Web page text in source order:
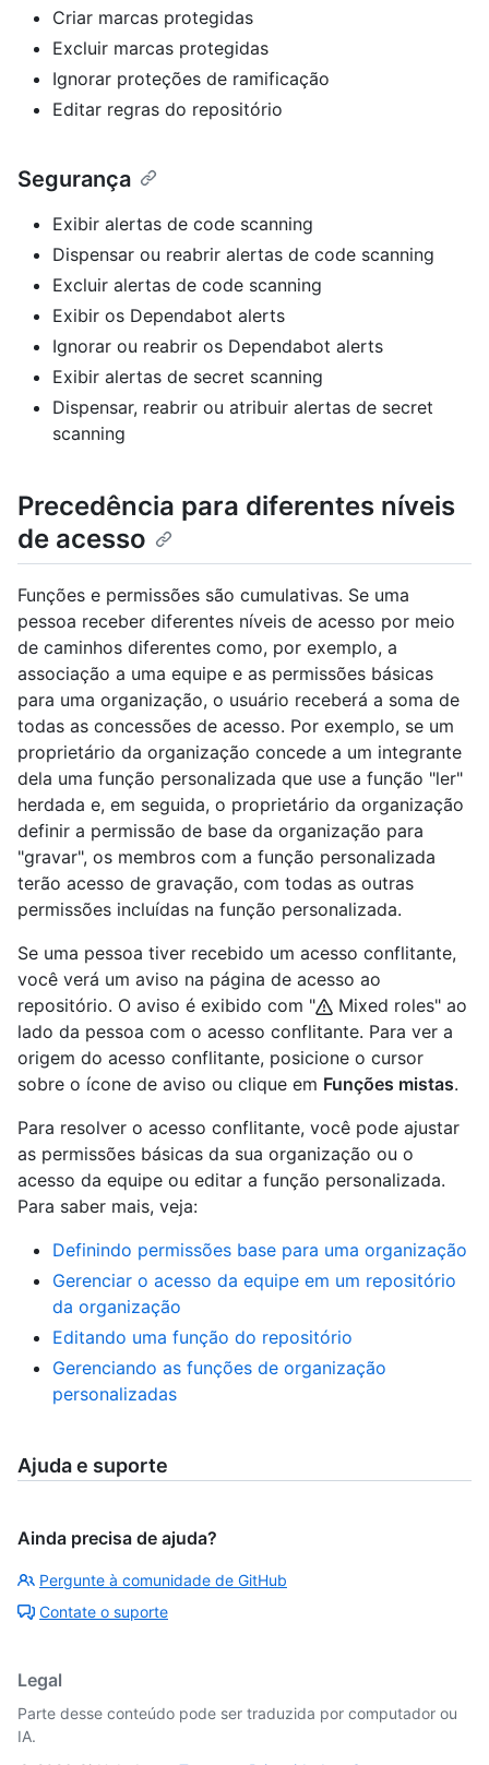
Criar marcas protegidas
Excluir marcas protegidas
Ignorar proteções de ramificação
Editar regras do repositório
Segurança
Exibir alertas de code scanning
Dispensar ou reabrir alertas de code scanning
Excluir alertas de code scanning
Exibir os Dependabot alerts
Ignorar ou reabrir os Dependabot alerts
Exibir alertas de secret scanning
Dispensar, reabrir ou atribuir alertas de secret
scanning
Precedência para diferentes níveis
de acesso
Funções e permissões são cumulativas. Se uma
pessoa receber diferentes níveis de acesso por meio
de caminhos diferentes como, por exemplo, a
associação a uma equipe e as permissões básicas
para uma organização, o usuário receberá a soma de
todas as concessões de acesso. Por exemplo, se um
proprietário da organização concede a um integrante
dela uma função personalizada que use a função "ler"
herdada e, em seguida, o proprietário da organização
definir a permissão de base da organização para
"gravar", os membros com a função personalizada
terão acesso de gravação, com todas as outras
permissões incluídas na função personalizada.
Se uma pessoa tiver recebido um acesso conflitante,
você verá um aviso na página de acesso ao
repositório. O aviso é exibido com "
Mixed roles" ao
lado da pessoa com o acesso conflitante. Para ver a
origem do acesso conflitante, posicione o cursor
sobre o ícone de aviso ou clique em Funções mistas.
Para resolver o acesso conflitante, você pode ajustar
as permissões básicas da sua organização ou o
acesso da equipe ou editar a função personalizada.
Para saber mais, veja:
Definindo permissões base para uma organização
Gerenciar o acesso da equipe em um repositório
da organização
Editando uma função do repositório
Gerenciando as funções de organização
personalizadas
Ajuda e suporte
Ainda precisa de ajuda?
Pergunte à comunidade de GitHub
Contate o suporte
Legal
Parte desse conteúdo pode ser traduzida por computador ou
IA.